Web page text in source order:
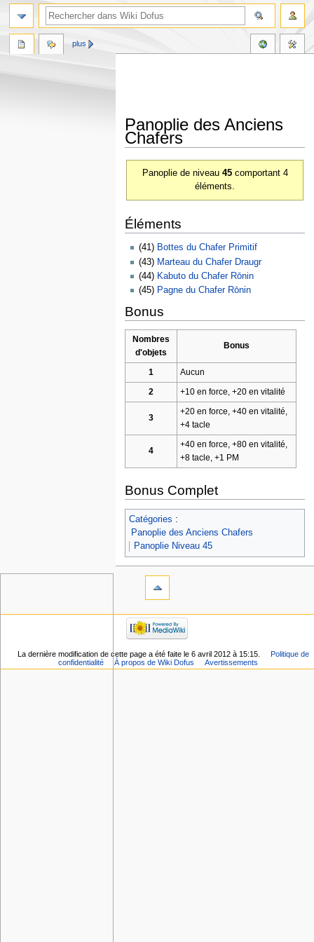
Panoplie des Anciens
Chafers
Panoplie de niveau 45comportant 4
éléments.
Éléments
(41) Bottes du Chafer Primitif
(43) Marteau du Chafer Draugr
(44) Kabuto du Chafer Rōnin
(45) Pagne du Chafer Rōnin
Bonus
Nombres
d'objets
Bonus
1
Aucun
2
+10 en force, +20 en vitalité
3
+20 en force, +40 en vitalité,
+4 tacle
4
+40 en force, +80 en vitalité,
+8 tacle, +1 PM
Bonus Complet
Catégories :
Panoplie des Anciens Chafers
Panoplie Niveau 45
plus
La dernière modification de cette page a été faite le 6 avril 2012 à 15:15.
Politique de
confidentialité
À propos de Wiki Dofus Avertissements